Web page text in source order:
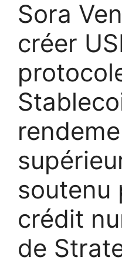
Sora
créer
soutenu
crédit
de